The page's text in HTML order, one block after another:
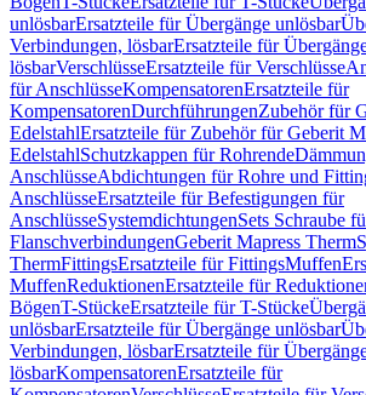
unlösbarErsatzteile für Übergänge unlösbar
Verbindungen, lösbarErsatzteile für
lösbarVerschlüsseErsatzteile für Verschlüsse
für AnschlüsseKompensatorenErsatzteile für
KompensatorenDurchführungenZubehör für
EdelstahlErsatzteile für Zubehör für Geberit
EdelstahlSchutzkappen für Rohrende
AnschlüsseAbdichtungen für Rohre und
AnschlüsseErsatzteile für Befestigungen für
AnschlüsseSystemdichtungenSets Schraube
FlanschverbindungenGeberit Mapress Therm
ThermFittingsErsatzteile für FittingsMuffen
MuffenReduktionenErsatzteile für
BögenT-StückeErsatzteile für T-Stücke
unlösbarErsatzteile für Übergänge unlösbar
Verbindungen, lösbarErsatzteile für
lösbarKompensatorenErsatzteile für